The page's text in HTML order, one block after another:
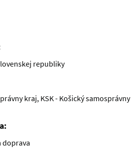
republiky
kraj, KSK - Košický samosprávny
doprava